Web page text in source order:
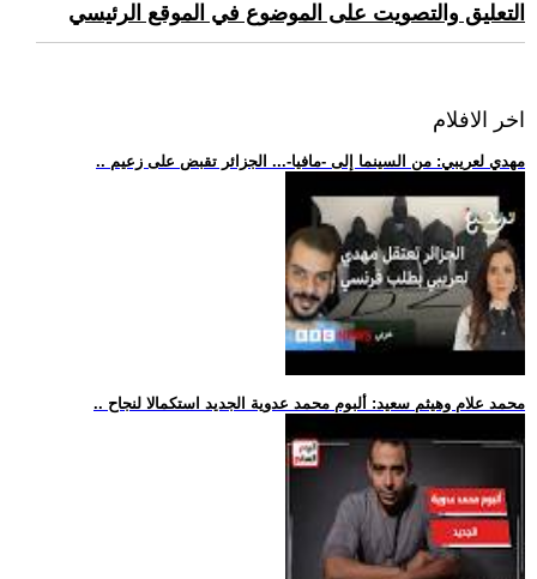
التعليق والتصويت على الموضوع في الموقع الرئيسي
اخر الافلام
.. مهدي لعريبي: من السينما إلى -مافيا-... الجزائر تقبض على زعيم
.. محمد علام وهيثم سعيد: ألبوم محمد عدوية الجديد استكمالا لنجاح